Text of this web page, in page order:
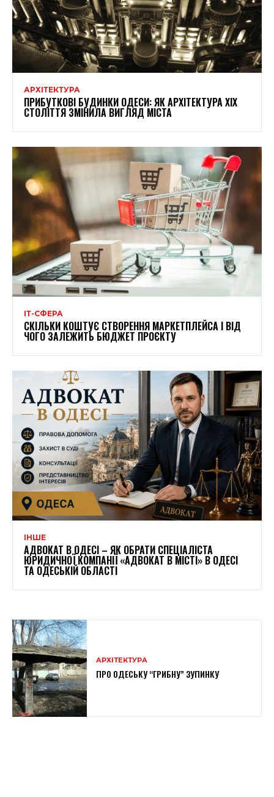
АРХІТЕКТУРА
ПРИБУТКОВІ БУДИНКИ ОДЕСИ: ЯК АРХІТЕКТУРА XIX
СТОЛІТТЯ ЗМІНИЛА ВИГЛЯД МІСТА
ІТ-СФЕРА
СКІЛЬКИ КОШТУЄ СТВОРЕННЯ МАРКЕТПЛЕЙСА І ВІД
ЧОГО ЗАЛЕЖИТЬ БЮДЖЕТ ПРОЄКТУ
ІНШЕ
АДВОКАТ В ОДЕСІ – ЯК ОБРАТИ СПЕЦІАЛІСТА
ЮРИДИЧНОЇ КОМПАНІЇ «АДВОКАТ В МІСТІ» В ОДЕСІ
ТА ОДЕСЬКІЙ ОБЛАСТІ
АРХІТЕКТУРА
ПРО ОДЕСЬКУ “ГРИБНУ” ЗУПИНКУ